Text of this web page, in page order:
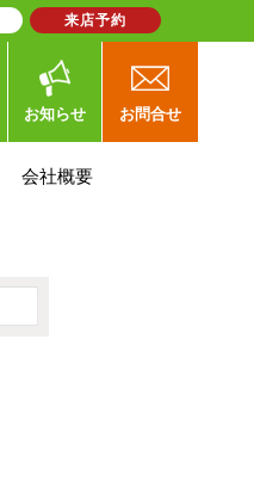
お知らせ お問合せ
会社概要
来店予約